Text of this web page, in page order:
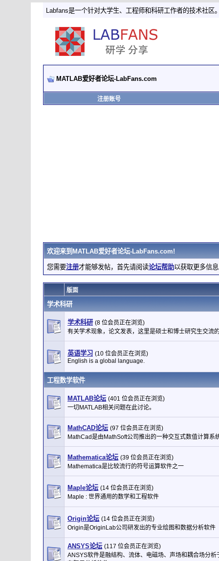
Labfans是一个针对大学生、工程师和科研工作者的技术社区
MATLAB爱好者论坛-LabFans.com
注册账号
欢迎来到 MATLAB爱好者论坛-LabFans.com!
您需要注册才能够发帖，首先请阅读论坛帮助以获取更多信
版面
学术科研
学术科研 (8 位会员正在浏览)
有关学术现象，论文发表，这里是硕士和博士研究生交流
英语学习 (10 位会员正在浏览)
English is a global language.
工程数学软件
MATLAB论坛 (401 位会员正在浏览)
一切MATLAB相关问题在此讨论。
MathCAD论坛 (97 位会员正在浏览)
MathCad是由MathSoft公司推出的一种交互式数值计算系
Mathematica论坛 (39 位会员正在浏览)
Mathematica是比较流行的符号运算软件之一
Maple论坛 (14 位会员正在浏览)
Maple : 世界通用的数学和工程软件
Origin论坛 (14 位会员正在浏览)
Origin是OriginLab公司研发出的专业绘图和数据分析软件
ANSYS论坛 (117 位会员正在浏览)
ANSYS软件是融结构、流体、电磁场、声场和耦合场分析